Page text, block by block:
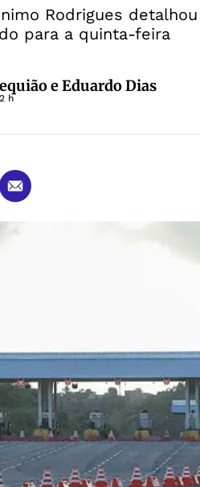
Rodrigues
para a quinta-feira
e Eduardo Dias
h